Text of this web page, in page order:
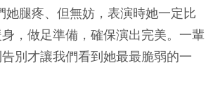
她腿疼、但無妨，表演時她一定比
，做足準備，確保演出完美。一輩
別才讓我們看到她最最脆弱的一